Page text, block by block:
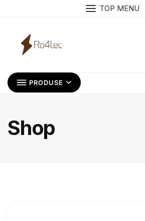
TOP MENU
PRODUSE
Shop